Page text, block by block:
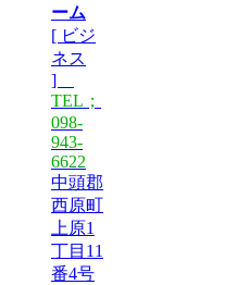
ーム
[ ビジ
ネス
]
TEL；
098-
943-
6622
中頭郡
西原町
上原1
丁目11
番4号